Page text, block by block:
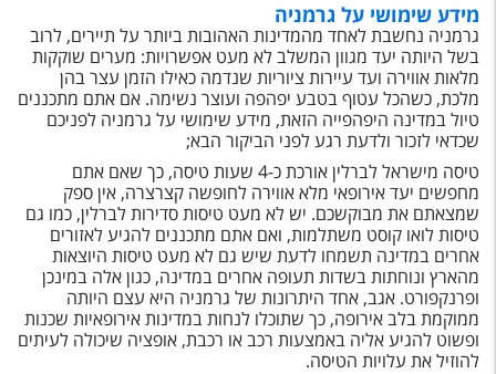
טיולים מאורגנים
סגנונות טיול
חבילות נופש
הרגע האחרון
חבילות בריאות וספא
טיסות לחו"ל
מלונות בחו"ל
Русский
מידע שימושי על גרמניה
גרמניה נחשבת לאחד מהמדינות האהובות ביותר על תיירים, לרוב
בשל היותה יעד מגוון המשלב לא מעט אפשרויות: מערים שוקקות
מלאות אווירה ועד עיירות ציוריות שנדמה כאילו הזמן עצר בהן
מלכת, כשהכל עטוף בטבע יפהפה ועוצר נשימה. אם אתם מתכננים
טיול במדינה היפהפייה הזאת, מידע שימושי על גרמניה לפניכם
שכדאי לזכור ולדעת רגע לפני הביקור הבא;
טיסה מישראל לברלין אורכת כ-4 שעות טיסה, כך שאם אתם
מחפשים יעד אירופאי מלא אווירה לחופשה קצרצרה, אין ספק
שמצאתם את מבוקשכם. יש לא מעט טיסות סדירות לברלין, כמו גם
טיסות לואו קוסט משתלמות, ואם אתם מתכננים להגיע לאזורים
אחרים במדינה תשמחו לדעת שיש גם לא מעט טיסות היוצאות
מהארץ ונוחתות בשדות תעופה אחרים במדינה, כגון אלה במינכן
ופרנקפורט. אגב, אחד היתרונות של גרמניה היא עצם היותה
ממוקמת בלב אירופה, כך שתוכלו לנחות במדינות אירופאיות שכנות
ופשוט להגיע אליה באמצעות רכב או רכבת, אופציה שיכולה לעיתים
להוזיל את עלויות הטיסה.